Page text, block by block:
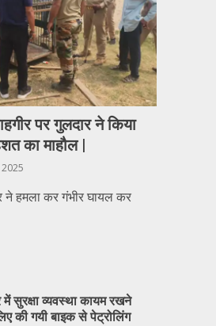
पर गुलदार ने किया
का माहौल |
ने हमला कर गंभीर घायल कर
में सुरक्षा व्यवस्था कायम रखने
की गयी बाइक से पेट्रोलिंग